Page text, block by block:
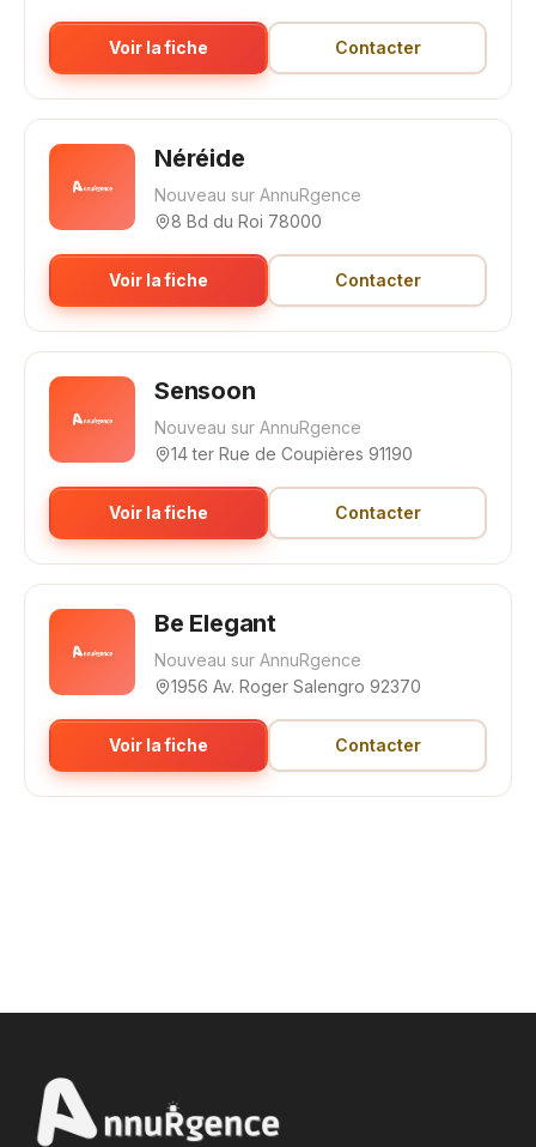
Voir la fiche Contacter
Néréide
Nouveau sur AnnuRgence
8 Bd du Roi 78000
Voir la fiche Contacter
Sensoon
Nouveau sur AnnuRgence
14 ter Rue de Coupières 91190
Voir la fiche Contacter
Be Elegant
Nouveau sur AnnuRgence
1956 Av. Roger Salengro 92370
Voir la fiche Contacter